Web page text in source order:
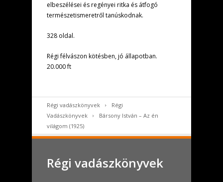
elbeszélései és regényei ritka és átfogó
természetismeretről tanúskodnak.
328 oldal.
Régi félvászon kötésben, jó állapotban.
20.000 ft
Régi vadászkönyvek
Régi
Vadászkönyvek
Bársony István – Az én
világom (1925)
Régi vadászkönyvek